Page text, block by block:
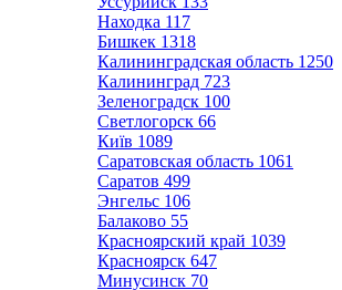
Находка 117
Бишкек 1318
Калининградская область 1250
Калининград 723
Зеленоградск 100
Светлогорск 66
Київ 1089
Саратовская область 1061
Саратов 499
Энгельс 106
Балаково 55
Красноярский край 1039
Красноярск 647
Минусинск 70